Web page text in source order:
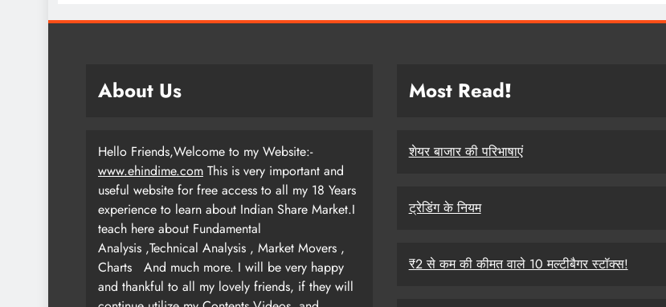
About Us
Hello Friends,Welcome to my Website:-
www.ehindime.com This is very important and
useful website for free access to all my 18 Years
experience to learn about Indian Share Market.I
teach here about Fundamental
Analysis ,Technical Analysis , Market Movers ,
Charts
And much more. I will be very happy
and thankful to all my lovely friends, if they will
Most Read!
शेयर बाजार की परिभाषाएं
ट्रेडिंग के नियम
₹2 से कम की कीमत वाले 10 मल्टीबैगर स्टॉक्स!